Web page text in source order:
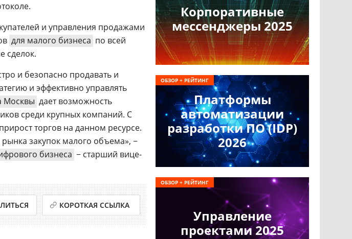
и управления продажами
для малого бизнеса по всей
сделок.
и безопасно продавать и
и эффективно управлять
Москвы дает возможность
среди крупных компаний. С
торгов на данном ресурсе.
закупок малого объема», −
бизнеса − старший вице-
КОРОТКАЯ ССЫЛКА
Корпоративные
мессенджеры 2025
Платформы
автоматизации
разработки ПО (IDP)
2026
ОБЗОР + РЕЙТИНГ
Управление
проектами 2025
ОБЗОР + РЕЙТИНГ